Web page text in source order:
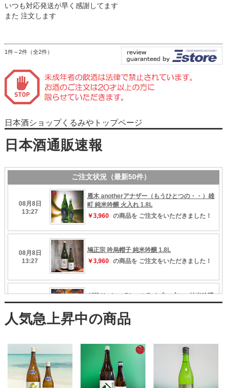
いつも対応発送が早く感謝してます
また 注文します
1件～2件（全2件）
日本酒ショップくるみやトップページ